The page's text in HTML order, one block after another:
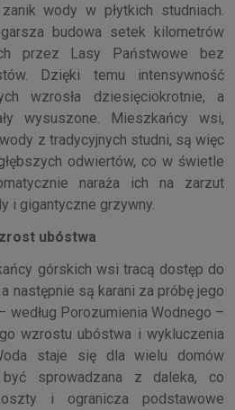
wody w płytkich studniach.
budowa setek kilometrów
przez Lasy Państwowe bez
Dzięki temu intensywność
wzrosła dziesięciokrotnie, a
wysuszone. Mieszkańcy wsi,
z tradycyjnych studni, są więc
odwiertów, co w świetle
naraża ich na zarzut
i gigantyczne grzywny.
ubóstwa
górskich wsi tracą dostęp do
następnie są karani za próbę jego
według Porozumienia Wodnego –
wzrostu ubóstwa i wykluczenia
staje się dla wielu domów
sprowadzana z daleka, co
i ogranicza podstawowe